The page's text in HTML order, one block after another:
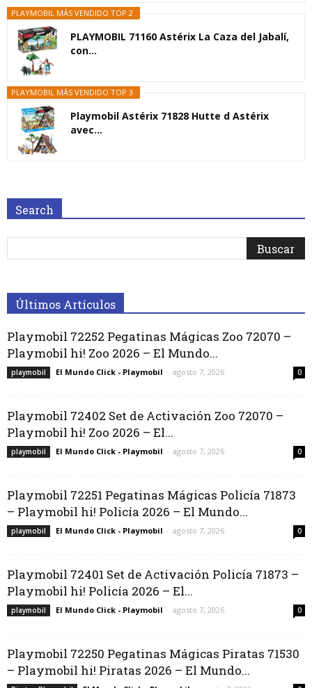
PLAYMOBIL MÁS VENDIDO TOP 2
PLAYMOBIL 71160 Astérix La Caza del Jabalí,
con...
PLAYMOBIL MÁS VENDIDO TOP 3
Playmobil Astérix 71828 Hutte d Astérix
avec...
Search
Últimos Artículos
Playmobil 72252 Pegatinas Mágicas Zoo 72070 –
Playmobil hi! Zoo 2026 – El Mundo...
playmobil El Mundo Click - Playmobil - agosto 7, 2026 0
Playmobil 72402 Set de Activación Zoo 72070 –
Playmobil hi! Zoo 2026 – El...
playmobil El Mundo Click - Playmobil - agosto 7, 2026 0
Playmobil 72251 Pegatinas Mágicas Policía 71873
– Playmobil hi! Policía 2026 – El Mundo...
playmobil El Mundo Click - Playmobil - agosto 7, 2026 0
Playmobil 72401 Set de Activación Policía 71873 –
Playmobil hi! Policía 2026 – El...
playmobil El Mundo Click - Playmobil - agosto 7, 2026 0
Playmobil 72250 Pegatinas Mágicas Piratas 71530
– Playmobil hi! Piratas 2026 – El Mundo...